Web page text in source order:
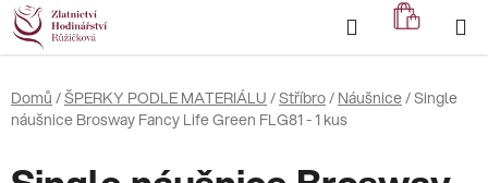
Přejít
na
obsah
Hledat
KOŠÍK
Domů /ŠPERKY PODLE MATERIÁLU /Stříbro/ Náušnice/Single
náušnice Brosway Fancy Life Green FLG81 - 1 kus